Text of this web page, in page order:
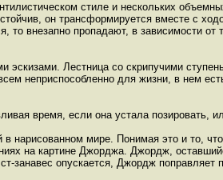
стиле и нескольких
он трансформируется вместе с
внезапно пропадают, в зависимости от
Лестница со скрипучими
неприспособленно для жизни, в нем
время, если она устала позировать,
нарисованном мире. Понимая это и то,
на картине Джорджа. Джордж,
занавес опускается, Джордж